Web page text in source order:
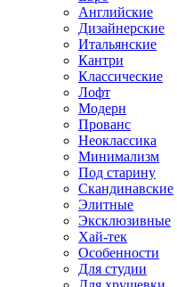
Английские
Дизайнерские
Итальянские
Кантри
Классические
Лофт
Модерн
Прованс
Неоклассика
Минимализм
Под старину
Скандинавские
Элитные
Эксклюзивные
Хай-тек
Особенности
Для студии